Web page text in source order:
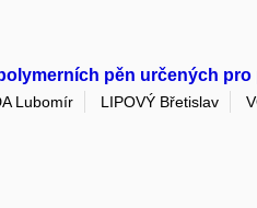
pěn určených
Lubomír LIPOVÝ Břetislav